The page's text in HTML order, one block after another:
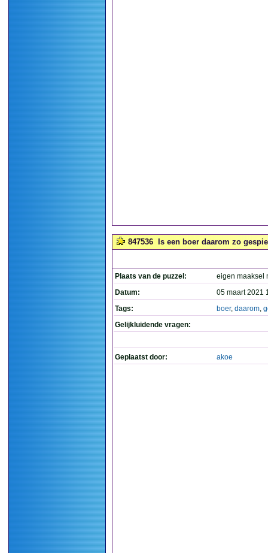
847536 Is een boer daarom zo
Plaats van de puzzel:
eigen maaksel
Datum:
05 maart 2021
Tags:
boer, daarom,
Gelijkluidende vragen:
Geplaatst door: akoe